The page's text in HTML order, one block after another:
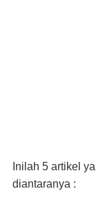
Inilah 5 artikel
diantaranya :